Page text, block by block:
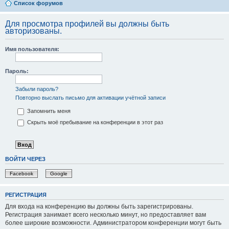
Список форумов
Для просмотра профилей вы должны быть
авторизованы.
Имя пользователя:
Пароль:
Забыли пароль?
Повторно выслать письмо для активации учётной записи
Запомнить меня
Скрыть моё пребывание на конференции в этот раз
ВОЙТИ ЧЕРЕЗ
Facebook Google
РЕГИСТРАЦИЯ
Для входа на конференцию вы должны быть зарегистрированы.
Регистрация занимает всего несколько минут, но предоставляет вам
более широкие возможности. Администратором конференции могут быть